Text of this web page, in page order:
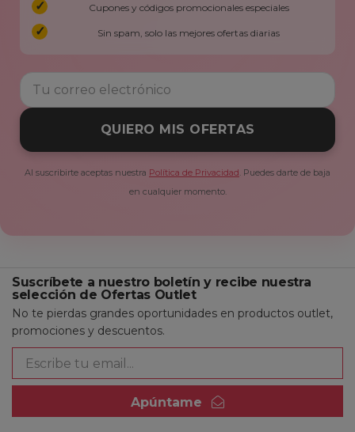
Cupones y códigos promocionales especiales
Sin spam, solo las mejores ofertas diarias
QUIERO MIS OFERTAS
Al suscribirte aceptas nuestra Política de Privacidad. Puedes darte de baja
en cualquier momento.
Suscríbete a nuestro boletín y recibe nuestra
selección de Ofertas Outlet
No te pierdas grandes oportunidades en productos outlet,
promociones y descuentos.
Apúntame